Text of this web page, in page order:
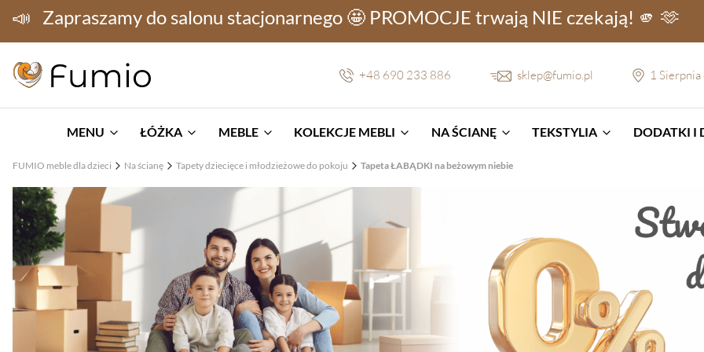
📣 Zapraszamy do salonu stacjonarnego 🤩 PROMOCJE trwają NIE czekają! 🫵 🫶
+48 690 233 886 sklep@fumio.pl 1 Sierpnia
MENU ŁÓŻKA MEBLE KOLEKCJE MEBLI NA ŚCIANĘ TEKSTYLIA DODATKI I
FUMIO meble dla dzieci Na ścianę Tapety dziecięce i młodzieżowe do pokoju Tapeta ŁABĄDKI na beżowym niebie